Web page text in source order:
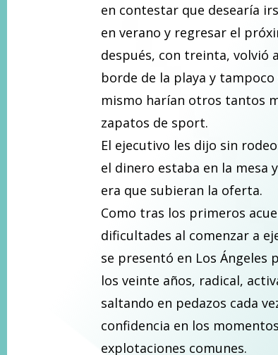
en contestar que desearía
en verano y regresar el
después, con treinta, volvió
borde de la playa y
mismo harían otros tantos
zapatos de sport.
El ejecutivo les dijo sin
el dinero estaba en la mesa
era que subieran la oferta.
Como tras los primeros
dificultades al comenzar a
se presentó en Los Ángeles
los veinte años, radical,
saltando en pedazos cada
confidencia en los
explotaciones comunes.